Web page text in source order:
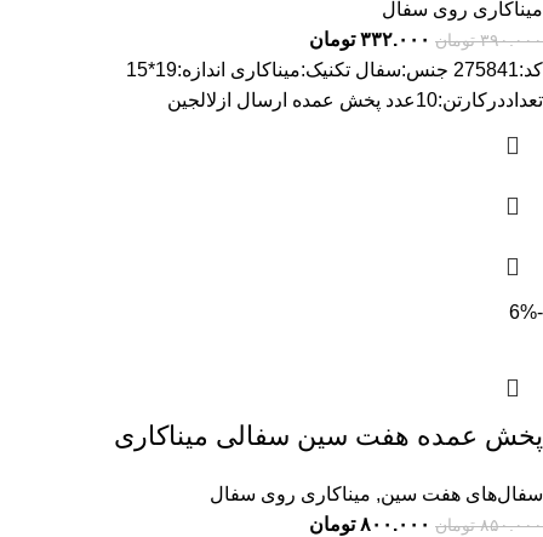
میناکاری روی سفال
۳۹۰.۰۰۰ تومان ۳۳۲.۰۰۰ تومان
کد:275841 جنس:سفال تکنیک:میناکاری اندازه:19*15
تعداددرکارتن:10عدد پخش عمده ارسال ازلالجین
-6%
پخش عمده هفت سین سفالی میناکاری
سفال‌های هفت‌ سین, میناکاری روی سفال
۸۵۰.۰۰۰ تومان ۸۰۰.۰۰۰ تومان